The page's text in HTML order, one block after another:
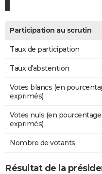
Participation au scrutin
Taux de participation
Taux d'abstention
Votes blancs (en
exprimés)
Votes nuls (en
exprimés)
Nombre de votants
Résultat de la